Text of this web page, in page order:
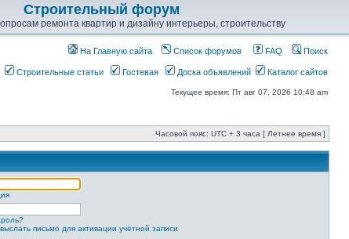
Строительный форум
ремонта квартир и дизайну интерьеры, строительству
На Главную сайта Список форумов FAQ Поиск
Строительные статьи Гостевая Доска объявлений Каталог сайтов
Текущее время: Пт авг 07, 2026 10:48 am
Часовой пояс: UTC + 3 часа [ Летнее время ]
письмо для активации учётной записи